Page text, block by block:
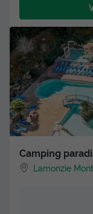
Camping
Lamonzie